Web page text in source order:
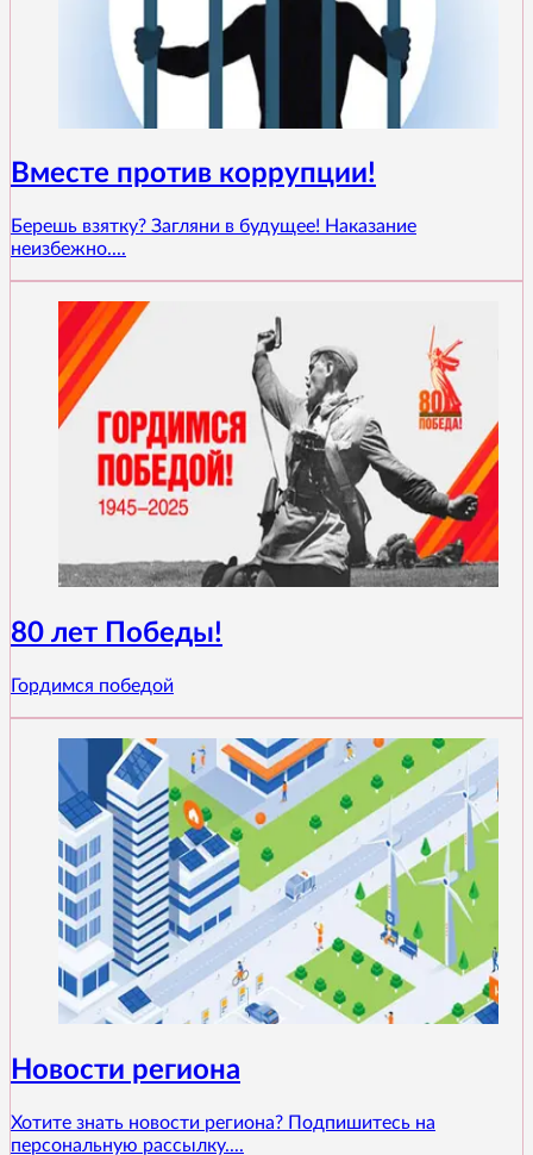
Вместе против коррупции!
Берешь взятку? Загляни в будущее! Наказание
неизбежно....
80 лет Победы!
Гордимся победой
Новости региона
Хотите знать новости региона? Подпишитесь на
персональную рассылку....